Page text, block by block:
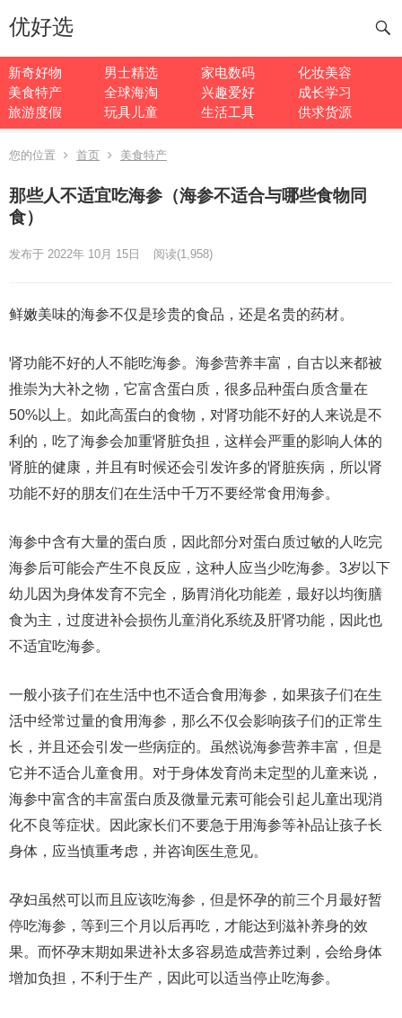
优好选
新奇好物 男士精选 家电数码
化妆美容
美食特产
全球海淘 兴趣爱好
成长学习
旅游度假
玩具儿童 生活工具 供求货源
您的位置 首页 美食特产
那些人不适宜吃海参（海参不适合与哪些食物同
食）
发布于 2022年 10月 15日 阅读(1,958)
鲜嫩美味的海参不仅是珍贵的食品，还是名贵的药材。
肾功能不好的人不能吃海参。海参营养丰富，自古以来都被
推崇为大补之物，它富含蛋白质，很多品种蛋白质含量在
50%以上。如此高蛋白的食物，对肾功能不好的人来说是不
利的，吃了海参会加重肾脏负担，这样会严重的影响人体的
肾脏的健康，并且有时候还会引发许多的肾脏疾病，所以肾
功能不好的朋友们在生活中千万不要经常食用海参。
海参中含有大量的蛋白质，因此部分对蛋白质过敏的人吃完
海参后可能会产生不良反应，这种人应当少吃海参。3岁以下
幼儿因为身体发育不完全，肠胃消化功能差，最好以均衡膳
食为主，过度进补会损伤儿童消化系统及肝肾功能，因此也
不适宜吃海参。
一般小孩子们在生活中也不适合食用海参，如果孩子们在生
活中经常过量的食用海参，那么不仅会影响孩子们的正常生
长，并且还会引发一些病症的。虽然说海参营养丰富，但是
它并不适合儿童食用。对于身体发育尚未定型的儿童来说，
海参中富含的丰富蛋白质及微量元素可能会引起儿童出现消
化不良等症状。因此家长们不要急于用海参等补品让孩子长
身体，应当慎重考虑，并咨询医生意见。
孕妇虽然可以而且应该吃海参，但是怀孕的前三个月最好暂
停吃海参，等到三个月以后再吃，才能达到滋补养身的效
果。而怀孕末期如果进补太多容易造成营养过剩，会给身体
增加负担，不利于生产，因此可以适当停止吃海参。